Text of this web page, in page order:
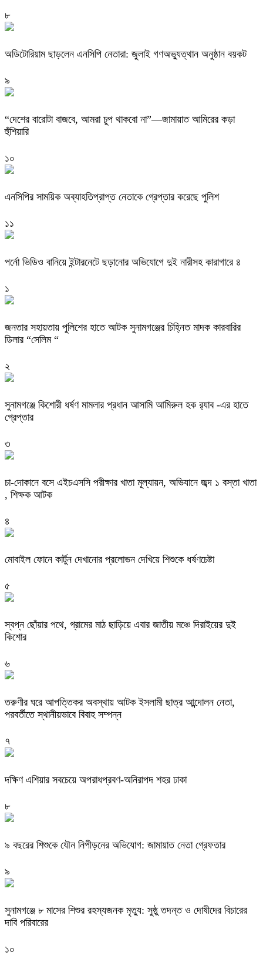
৮
অডিটোরিয়াম ছাড়লেন এনসিপি নেতারা: জুলাই গণঅভ্যুত্থান অনুষ্ঠান বয়কট
৯
“দেশের বারোটা বাজবে, আমরা চুপ থাকবো না”—জামায়াত আমিরের কড়া
হুঁশিয়ারি
১০
এনসিপির সাময়িক অব্যাহতিপ্রাপ্ত নেতাকে গ্রেপ্তার করেছে পুলিশ
১১
পর্নো ভিডিও বানিয়ে ইন্টারনেটে ছড়ানোর অভিযোগে দুই নারীসহ কারাগারে ৪
১
জনতার সহায়তায় পুলিশের হাতে আটক সুনামগঞ্জের চিহ্নিত মাদক কারবারির
ডিলার “সেলিম “
২
‎সুনামগঞ্জে কিশোরী ধর্ষণ মামলার প্রধান আসামি আমিরুল হক র‌্যাব -এর হাতে
গ্রেপ্তার
৩
চা-দোকানে বসে এইচএসসি পরীক্ষার খাতা মূল্যায়ন, অভিযানে জব্দ ১ বস্তা খাতা
, শিক্ষক আটক
৪
মোবাইল ফোনে কার্টুন দেখানোর প্রলোভন দেখিয়ে শিশুকে ধর্ষণচেষ্টা
৫
স্বপ্ন ছোঁয়ার পথে, গ্রামের মাঠ ছাড়িয়ে এবার জাতীয় মঞ্চে দিরাইয়ের দুই
কিশোর
৬
তরুণীর ঘরে আপত্তিকর অবস্থায় আটক ইসলামী ছাত্র আন্দোলন নেতা,
পরবর্তীতে স্থানীয়ভাবে বিবাহ সম্পন্ন
৭
দক্ষিণ এশিয়ার সবচেয়ে অপরাধপ্রবণ-অনিরাপদ শহর ঢাকা
৮
৯ বছরের শিশুকে যৌন নিপীড়নের অভিযোগ: জামায়াত নেতা গ্রেফতার
৯
সুনামগঞ্জে ৮ মাসের শিশুর রহস্যজনক মৃত্যু: সুষ্ঠু তদন্ত ও দোষীদের বিচারের
দাবি পরিবারের
১০